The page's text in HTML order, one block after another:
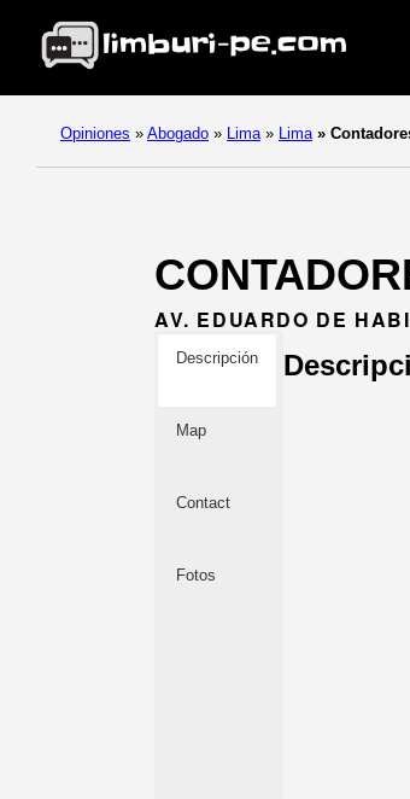
Opiniones » Abogado » Lima » Lima »
AV. EDUARDO DE
Descripción
Map
Contact
Fotos